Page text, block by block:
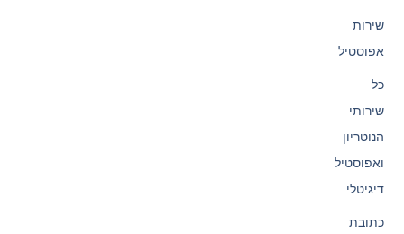
שירות
אפוסטיל
כל
שירותי
הנוטריון
ואפוסטיל
דיגיטלי
כתובת